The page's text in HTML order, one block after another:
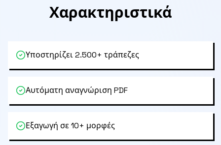
Χαρακτηριστικά
Υποστηρίζει 2.500+ τράπεζες
Αυτόματη αναγνώριση PDF
Εξαγωγή σε 10+ μορφές